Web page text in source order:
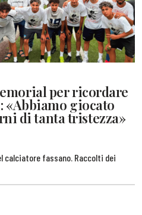
per ricordare
«Abbiamo giocato
di tanta tristezza»
calciatore fassano. Raccolti dei